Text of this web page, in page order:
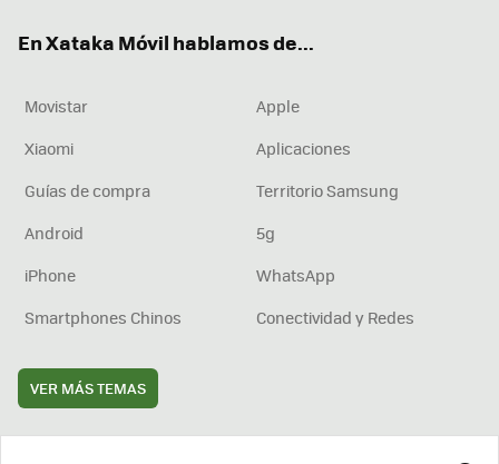
En Xataka Móvil hablamos de...
Movistar
Apple
Xiaomi
Aplicaciones
Guías de compra
Territorio Samsung
Android
5g
iPhone
WhatsApp
Smartphones Chinos
Conectividad y Redes
VER MÁS TEMAS